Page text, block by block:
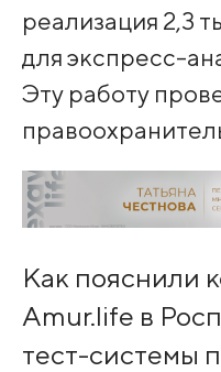
реализация 2,3
для экспресс-
Эту работу
Как пояснили
Amur.life в
тест-системы